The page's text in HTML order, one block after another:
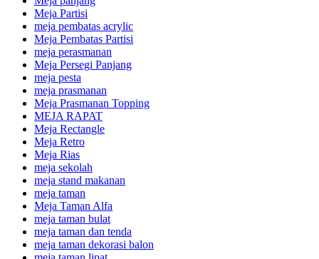
Meja Partisi
meja pembatas acrylic
Meja Pembatas Partisi
meja perasmanan
Meja Persegi Panjang
meja pesta
meja prasmanan
Meja Prasmanan Topping
MEJA RAPAT
Meja Rectangle
Meja Retro
Meja Rias
meja sekolah
meja stand makanan
meja taman
Meja Taman Alfa
meja taman bulat
meja taman dan tenda
meja taman dekorasi balon